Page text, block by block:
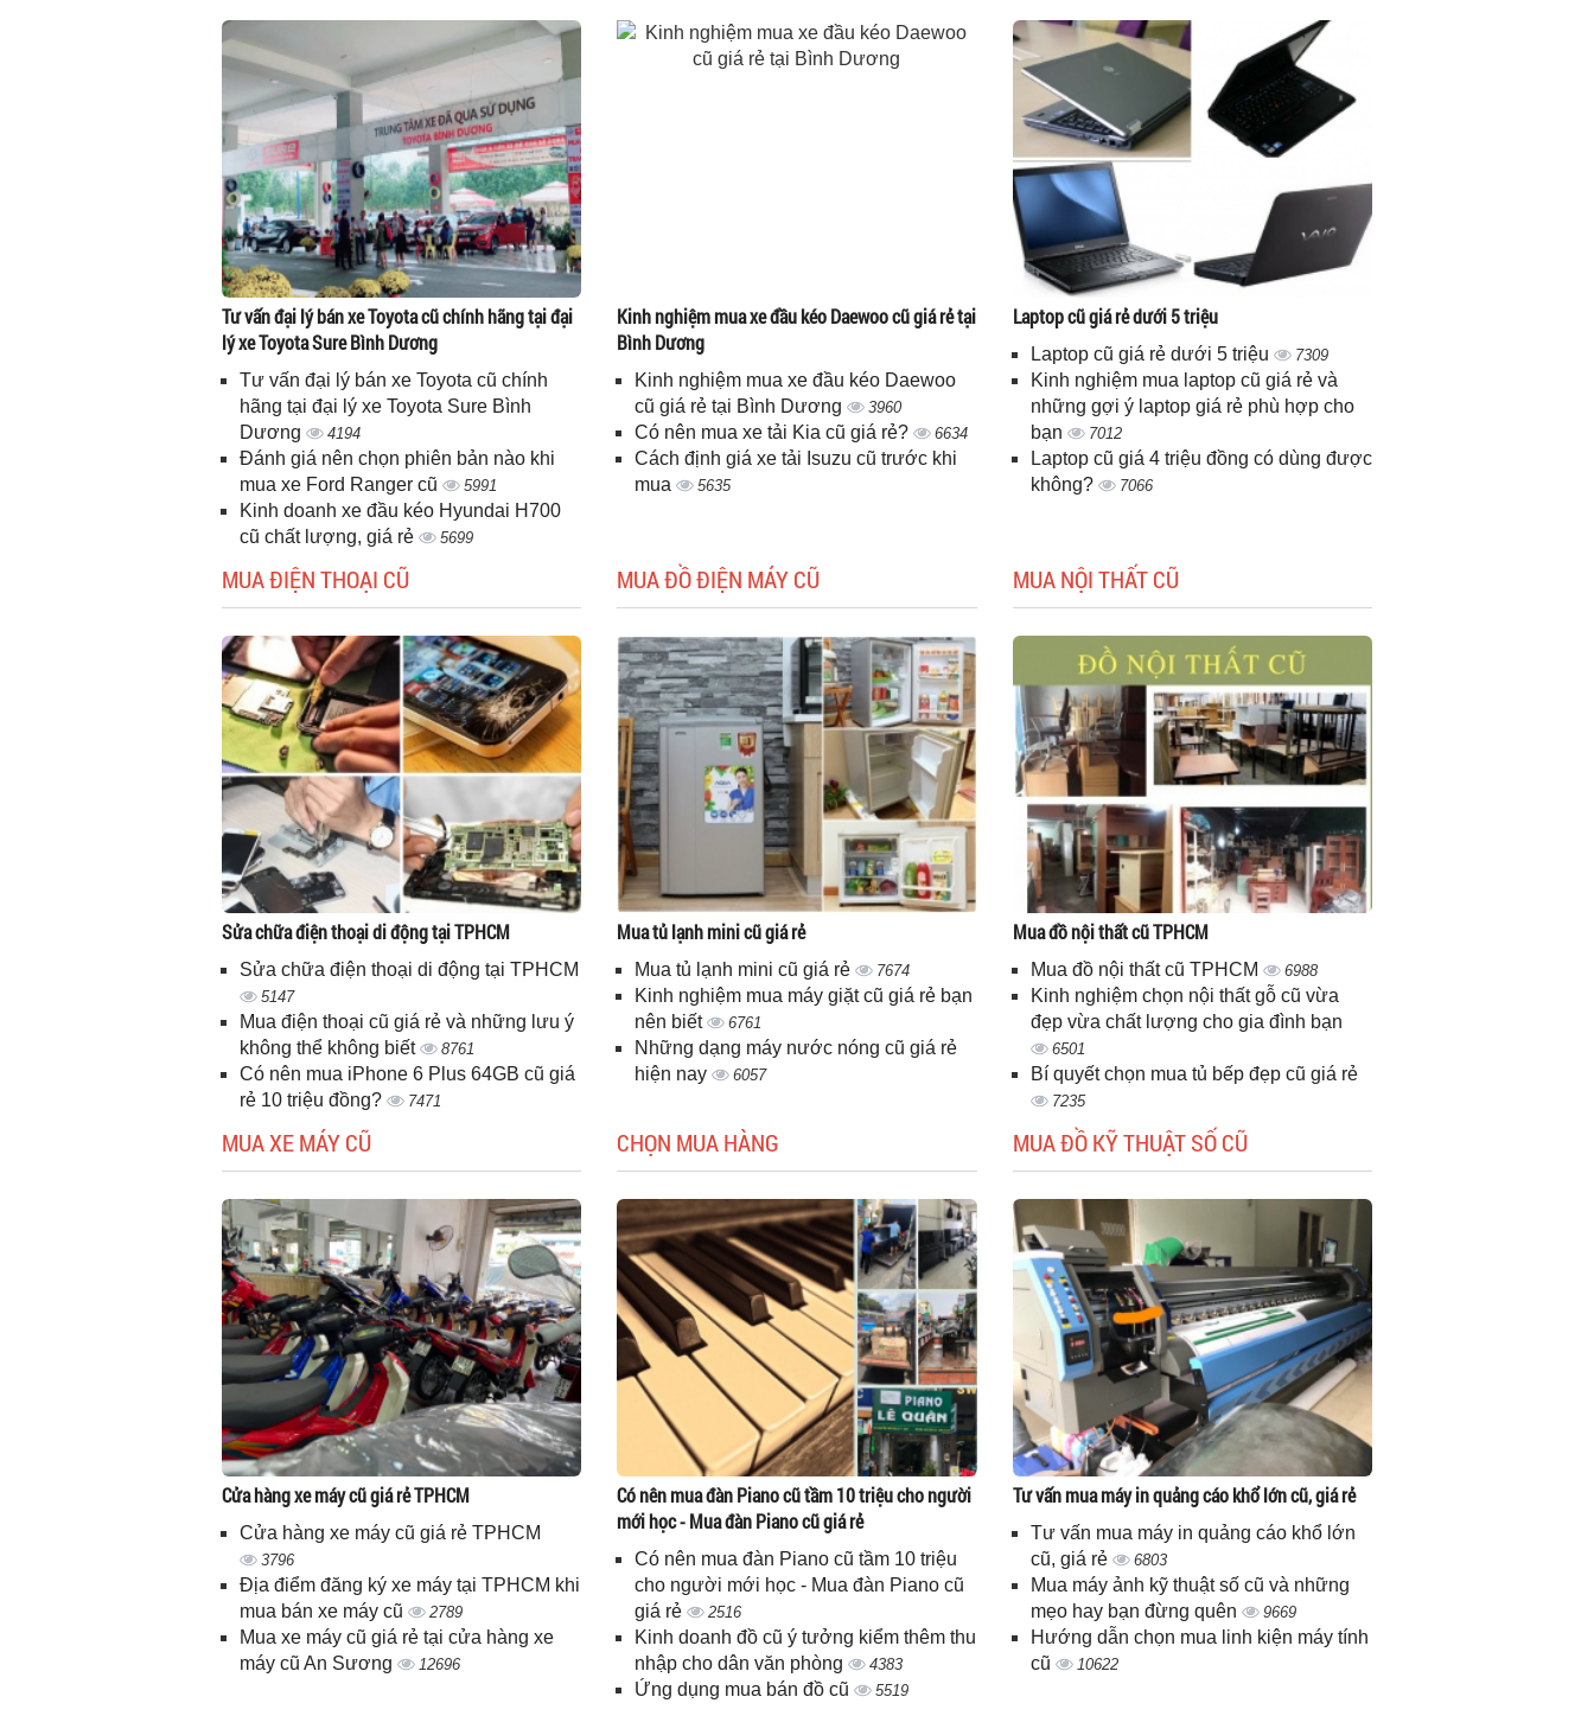
Tư vấn đại lý bán xe Toyota cũ chính hãng tại đại
lý xe Toyota Sure Bình Dương
Tư vấn đại lý bán xe Toyota cũ chính
hãng tại đại lý xe Toyota Sure Bình
Dương
4194
Đánh giá nên chọn phiên bản nào khi
mua xe Ford Ranger cũ
5991
Kinh doanh xe đầu kéo Hyundai H700
cũ chất lượng, giá rẻ
5699
Kinh nghiệm mua xe đầu kéo Daewoo cũ giá rẻ tại
Bình Dương
Kinh nghiệm mua xe đầu kéo Daewoo
cũ giá rẻ tại Bình Dương
3960
Có nên mua xe tải Kia cũ giá rẻ? 6634
Cách định giá xe tải Isuzu cũ trước khi
mua
5635
Laptop cũ giá rẻ dưới 5 triệu
Laptop cũ giá rẻ dưới 5 triệu 7309
Kinh nghiệm mua laptop cũ giá rẻ và
những gợi ý laptop giá rẻ phù hợp cho
bạn
7012
Laptop cũ giá 4 triệu đồng có dùng được
không?
7066
MUA ĐIỆN THOẠI CŨ
Sửa chữa điện thoại di động tại TPHCM
Sửa chữa điện thoại di động tại TPHCM
5147
Mua điện thoại cũ giá rẻ và những lưu ý
không thể không biết
8761
Có nên mua iPhone 6 Plus 64GB cũ giá
rẻ 10 triệu đồng?
7471
MUA ĐỒ ĐIỆN MÁY CŨ
Mua tủ lạnh mini cũ giá rẻ
Mua tủ lạnh mini cũ giá rẻ 7674
Kinh nghiệm mua máy giặt cũ giá rẻ bạn
nên biết
6761
Những dạng máy nước nóng cũ giá rẻ
hiện nay
6057
MUA NỘI THẤT CŨ
Mua đồ nội thất cũ TPHCM
Mua đồ nội thất cũ TPHCM 6988
Kinh nghiệm chọn nội thất gỗ cũ vừa
đẹp vừa chất lượng cho gia đình bạn
6501
Bí quyết chọn mua tủ bếp đẹp cũ giá rẻ
7235
MUA XE MÁY CŨ
Cửa hàng xe máy cũ giá rẻ TPHCM
Cửa hàng xe máy cũ giá rẻ TPHCM
3796
Địa điểm đăng ký xe máy tại TPHCM khi
mua bán xe máy cũ
2789
Mua xe máy cũ giá rẻ tại cửa hàng xe
máy cũ An Sương
12696
CHỌN MUA HÀNG
Có nên mua đàn Piano cũ tầm 10 triệu cho người
mới học - Mua đàn Piano cũ giá rẻ
Có nên mua đàn Piano cũ tầm 10 triệu
cho người mới học - Mua đàn Piano cũ
giá rẻ
2516
Kinh doanh đồ cũ ý tưởng kiểm thêm thu
nhập cho dân văn phòng
4383
Ứng dụng mua bán đồ cũ 5519
MUA ĐỒ KỸ THUẬT SỐ CŨ
Tư vấn mua máy in quảng cáo khổ lớn cũ, giá rẻ
Tư vấn mua máy in quảng cáo khổ lớn
cũ, giá rẻ
6803
Mua máy ảnh kỹ thuật số cũ và những
mẹo hay bạn đừng quên
9669
Hướng dẫn chọn mua linh kiện máy tính
cũ
10622